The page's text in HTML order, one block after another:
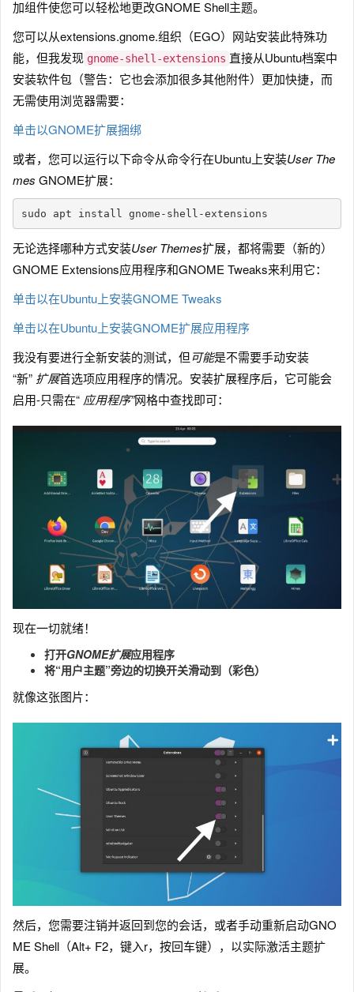
加组件使您可以轻松地更改GNOME Shell主题。
您可以从extensions.gnome.组织（EGO）网站安装此特殊功
能，但我发现 gnome-shell-extensions 直接从Ubuntu档案中
安装软件包（警告：它也会添加很多其他附件）更加快捷，而
无需使用浏览器需要：
单击以GNOME扩展捆绑
或者，您可以运行以下命令从命令行在Ubuntu上安装User The
mes GNOME扩展：
sudo apt install gnome-shell-extensions
无论选择哪种方式安装User Themes扩展，都将需要（新的）
GNOME Extensions应用程序和GNOME Tweaks来利用它：
单击以在Ubuntu上安装GNOME Tweaks
单击以在Ubuntu上安装GNOME扩展应用程序
我没有要进行全新安装的测试，但可能是不需要手动安装
“新” 扩展首选项应用程序的情况。安装扩展程序后，它可能会
启用-只需在“ 应用程序”网格中查找即可：
现在一切就绪！
打开GNOME扩展应用程序
将“用户主题”旁边的切换开关滑动到（彩色）
就像这张图片：
然后，您需要注销并返回到您的会话，或者手动重新启动GNO
ME Shell（Alt+ F2，键入r，按回车键），以实际激活主题扩
展。